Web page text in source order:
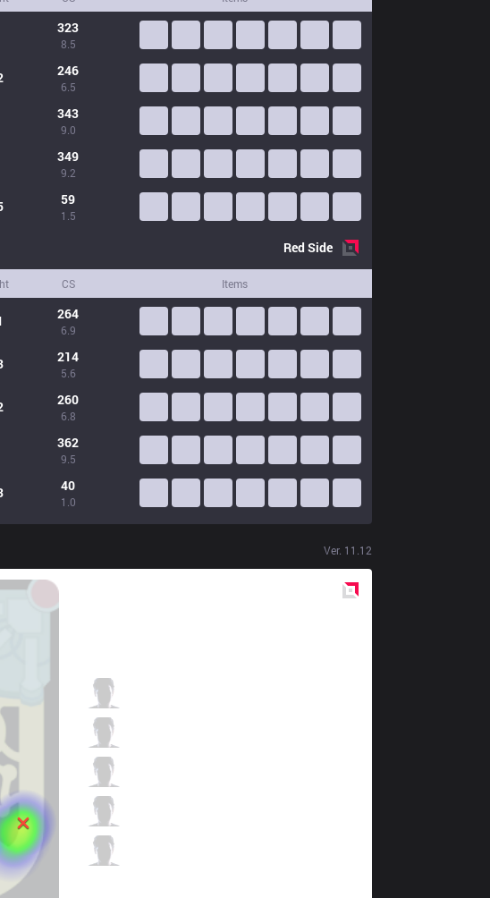
323
8.5
246
6.5
343
9.0
349
9.2
59
1.5
RedSide
CS Items
264
6.9
214
5.6
260
6.8
362
9.5
40
1.0
Ver. 11.12